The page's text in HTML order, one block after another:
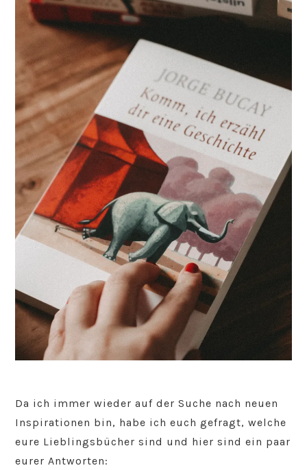
Da ich immer wieder auf der Suche nach neuen
Inspirationen bin, habe ich euch gefragt, welche
eure Lieblingsbücher sind und hier sind ein paar
eurer Antworten: